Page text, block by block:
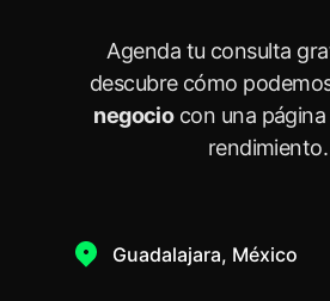
Agenda tu consulta
descubre cómo
negociocon una
rendimiento.
Guadalajara, México